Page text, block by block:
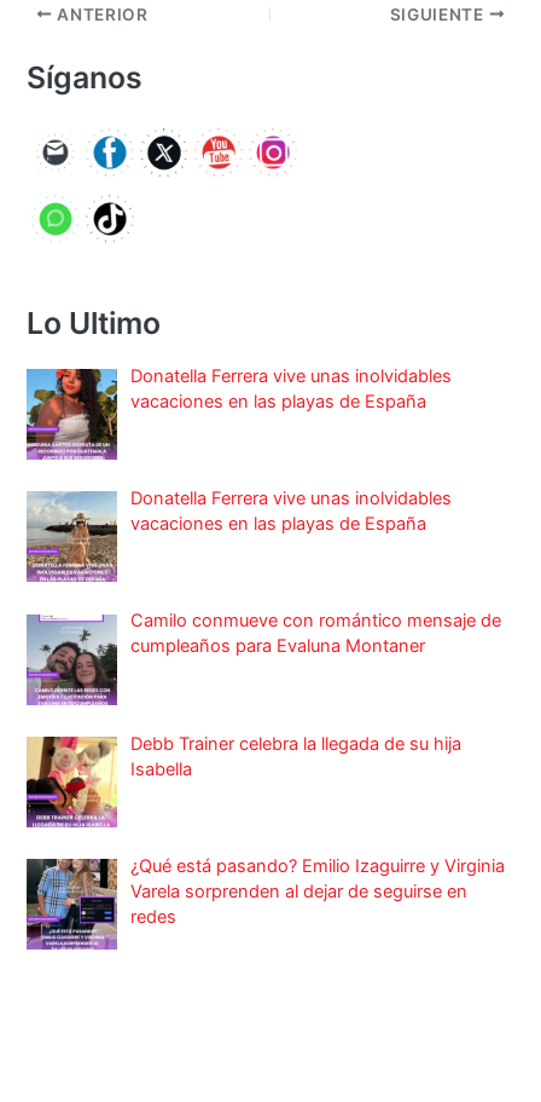
ANTERIOR SIGUIENTE
Síganos
Lo Ultimo
Donatella Ferrera vive unas inolvidables
vacaciones en las playas de España
Donatella Ferrera vive unas inolvidables
vacaciones en las playas de España
Camilo conmueve con romántico mensaje de
cumpleaños para Evaluna Montaner
Debb Trainer celebra la llegada de su hija
Isabella
¿Qué está pasando? Emilio Izaguirre y Virginia
Varela sorprenden al dejar de seguirse en
redes